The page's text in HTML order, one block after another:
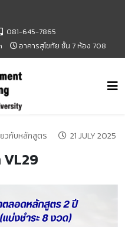
081-645-7865
อาคารสุโขทัย ชั้น 7 ห้อง 708
วกับหลักสูตร 21 JULY 2025
VL29